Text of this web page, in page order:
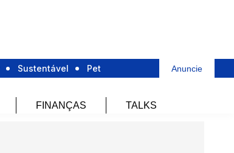
Sustentável Pet Anuncie
FINANÇAS TALKS